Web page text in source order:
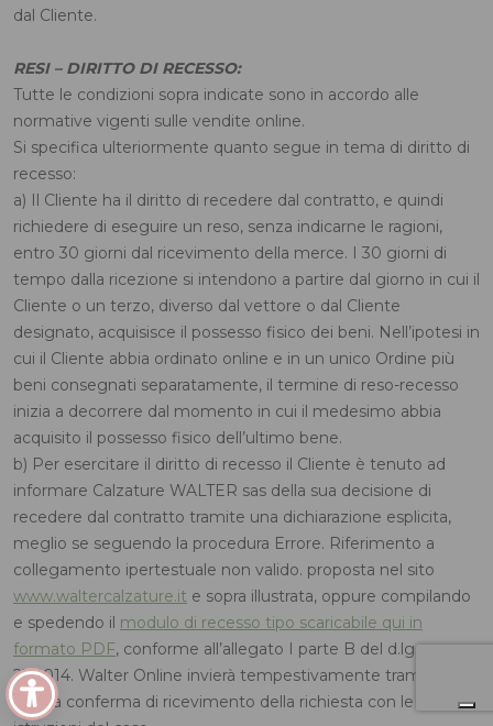
dal Cliente.
RESI – DIRITTO DI RECESSO:
Tutte le condizioni sopra indicate sono in accordo alle
normative vigenti sulle vendite online.
Si specifica ulteriormente quanto segue in tema di diritto di
recesso:
a) Il Cliente ha il diritto di recedere dal contratto, e quindi
richiedere di eseguire un reso, senza indicarne le ragioni,
entro 30 giorni dal ricevimento della merce. I 30 giorni di
tempo dalla ricezione si intendono a partire dal giorno in cui il
Cliente o un terzo, diverso dal vettore o dal Cliente
designato, acquisisce il possesso fisico dei beni. Nell’ipotesi in
cui il Cliente abbia ordinato online e in un unico Ordine più
beni consegnati separatamente, il termine di reso-recesso
inizia a decorrere dal momento in cui il medesimo abbia
acquisito il possesso fisico dell’ultimo bene.
b) Per esercitare il diritto di recesso il Cliente è tenuto ad
informare Calzature WALTER sas della sua decisione di
recedere dal contratto tramite una dichiarazione esplicita,
meglio se seguendo la procedura Errore. Riferimento a
collegamento ipertestuale non valido. proposta nel sito
www.waltercalzature.it e sopra illustrata, oppure compilando
e spedendo il modulo di recesso tipo scaricabile qui in
formato PDF, conforme all’allegato I parte B del d.lgs
21/2014. Walter Online invierà tempestivamente tramite e-
mail la conferma di ricevimento della richiesta con le